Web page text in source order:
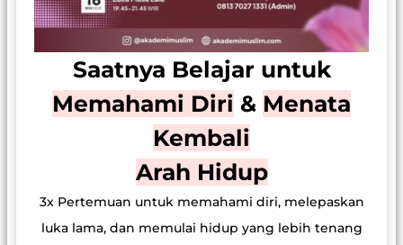
Saatnya Belajar untuk
Memahami Diri & Menata
Kembali
Arah Hidup
3x Pertemuan untuk memahami diri, melepaskan
luka lama, dan memulai hidup yang lebih tenang